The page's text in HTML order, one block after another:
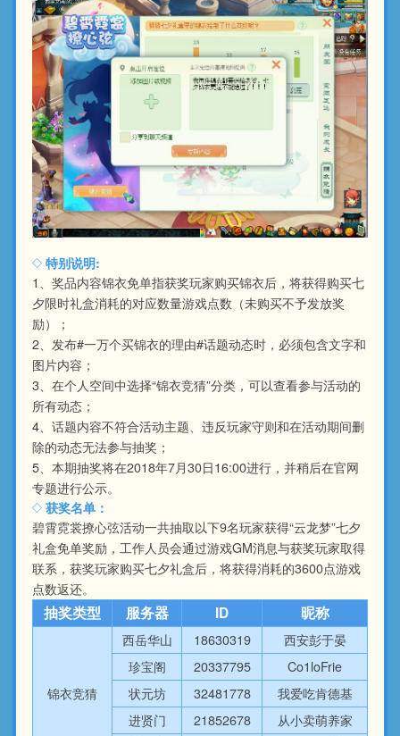
特别说明:
1、奖品内容锦衣免单指获奖玩家购买锦衣后，将获得购买七
夕限时礼盒消耗的对应数量游戏点数（未购买不予发放奖
励）；
2、发布#一万个买锦衣的理由#话题动态时，必须包含文字和
图片内容；
3、在个人空间中选择“锦衣竞猜”分类，可以查看参与活动的
所有动态；
4、话题内容不符合活动主题、违反玩家守则和在活动期间删
除的动态无法参与抽奖；
5、本期抽奖将在2018年7月30日16:00进行，并稍后在官网
专题进行公示。
获奖名单：
碧霄霓裳撩心弦活动一共抽取以下9名玩家获得“云龙梦”七夕
礼盒免单奖励，工作人员会通过游戏GM消息与获奖玩家取得
联系，获奖玩家购买七夕礼盒后，将获得消耗的3600点游戏
点数返还。
抽奖类型 服务器 ID 昵称
锦衣竞猜
西岳华山 18630319
西安彭于晏
珍宝阁
20337795
Co1loFrie
状元坊
32481778
我爱吃肯德基
进贤门
21852678
从小卖萌养家